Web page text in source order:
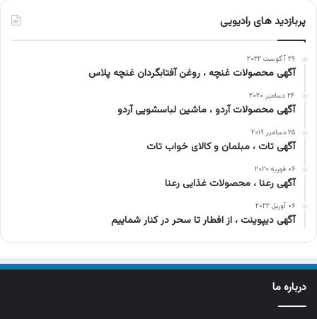
پربازدید های رادیویی
۲۹ آگوست ۲۰۲۲
آگهی محصولات غنچه ، روغن آفتابگردان غنچه پلاس
۲۴ دسامبر ۲۰۲۰
آگهی محصولات آردو ، ماشین لباسشویی آردو
۲۵ دسامبر ۲۰۱۹
آگهی تات ، مبلمان و کالای خواب تات
۰۶ فوریه ۲۰۲۰
آگهی رعنا ، محصولات غذایی رعنا
۰۶ آوریل ۲۰۲۲
آگهی دیپوینت ، از افطار تا سحر در کنار شماییم
درباره ما